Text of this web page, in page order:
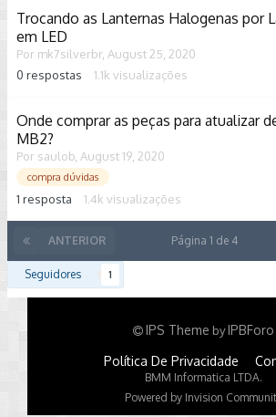
Trocando as Lanternas Halogenas por
em LED
Por mk7silverbr August 25, 2020
0 respostas 1.1k visualizações
Onde comprar as peças para atualizar
MB2?
Por saulob August 19, 2020
compra dúvidas
1 resposta 1.4k visualizações
ANTERIOR Página 1 de 4
Seguidores 1
IPS Theme byIPBForo
Política De Privacidade
BMM Informatica LTDA.
Powered by Invision